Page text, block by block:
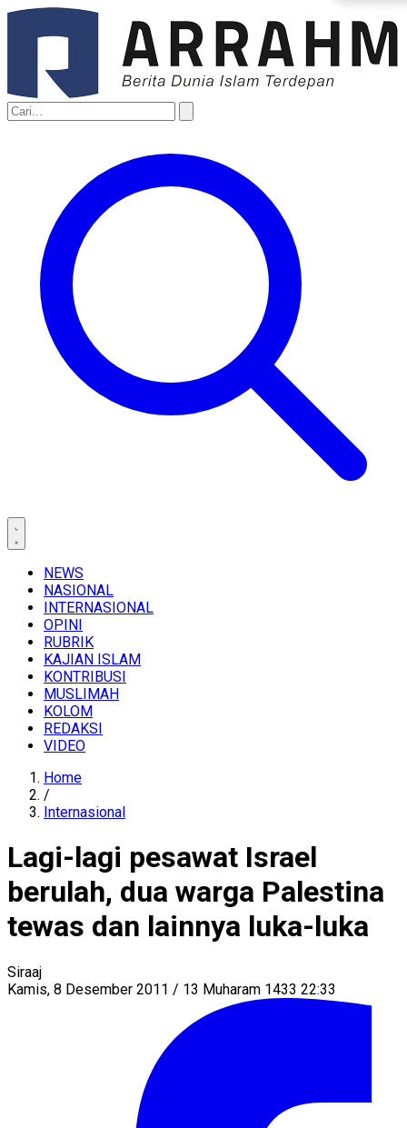
NEWS
NASIONAL
INTERNASIONAL
OPINI
RUBRIK
KAJIAN ISLAM
KONTRIBUSI
MUSLIMAH
KOLOM
REDAKSI
VIDEO
Home
/
Internasional
Lagi-lagi pesawat Israel
berulah, dua warga Palestina
tewas dan lainnya luka-luka
Siraaj
Kamis, 8 Desember 2011 / 13 Muharam 1433 22:33